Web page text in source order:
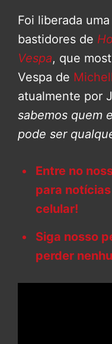
Foi liberada
bastidores de
Vespa, que
Vespa de
atualmente por
sabemos quem
pode ser
Entre no
para
celular!
Siga nosso
perder